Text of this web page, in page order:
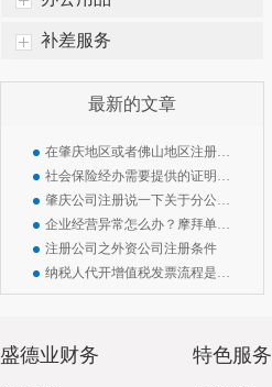
补差服务
最新的文章
在肇庆地区或者佛山地区注册公司需要注意什么
社会保险经办需要提供的证明事项将大幅减少 !!
肇庆公司注册说一下关于分公司与子公司的区别
企业经营异常怎么办？摩拜单车陷入经营异常名单
注册公司之外资公司注册条件
纳税人代开增值税发票流程是如何规定的？
盛德业财务 特色服务